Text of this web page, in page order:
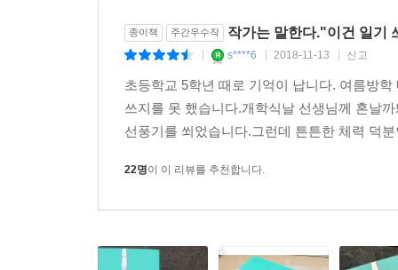
종이책 주간우수작 작가는 말한다."이건 일기
s****6 2018-11-13 신고
초등학교 5학년 때로 기억이 납니다. 여름방
쓰지를 못 했습니다.개학식날 선생님께 혼날
선풍기를 쐬었습니다.그런데 튼튼한 체력 덕
22명이 이 리뷰를 추천합니다.